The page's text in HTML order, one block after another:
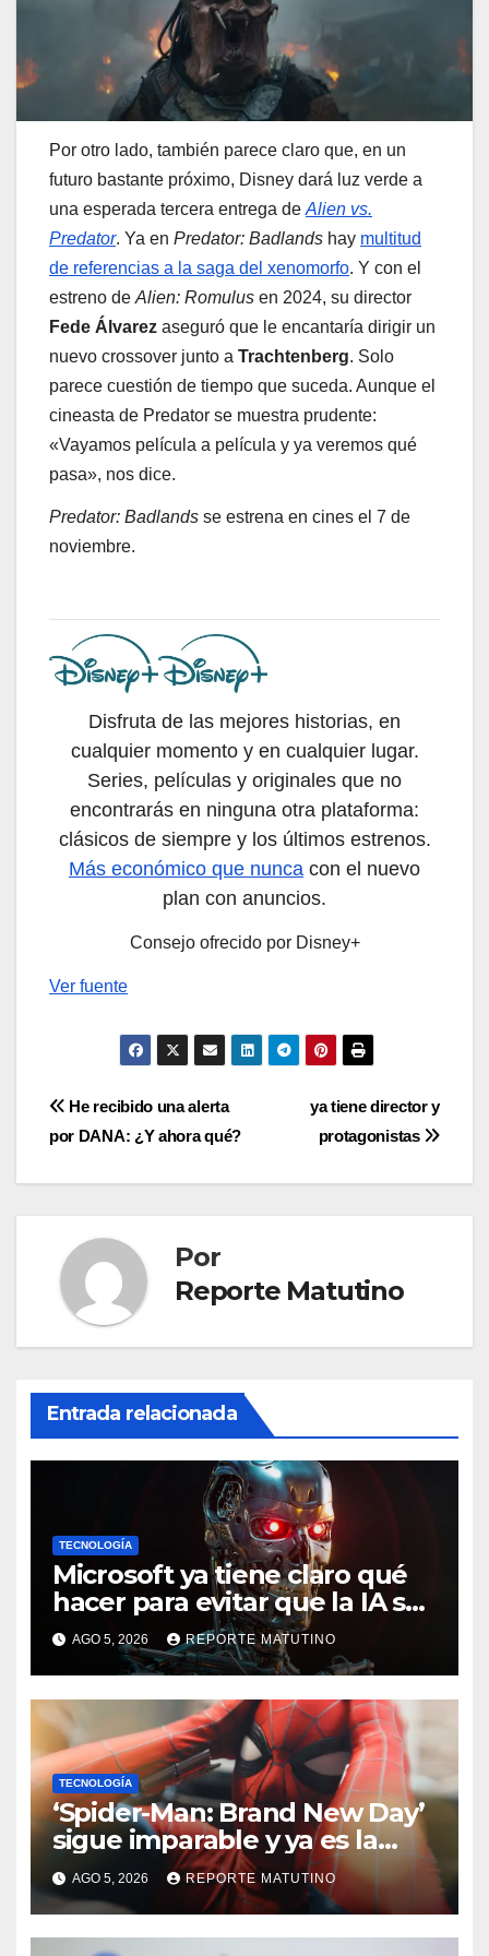
Por otro lado, también parece claro que, en un
futuro bastante próximo, Disney dará luz verde a
una esperada tercera entrega de Alien vs.
Predator. Ya en Predator: Badlands hay multitud
de referencias a la saga del xenomorfo. Y con el
estreno de Alien: Romulus en 2024, su director
Fede Álvarez aseguró que le encantaría dirigir un
nuevo crossover junto a Trachtenberg. Solo
parece cuestión de tiempo que suceda. Aunque el
cineasta de Predator se muestra prudente:
«Vayamos película a película y ya veremos qué
pasa», nos dice.
Predator: Badlands se estrena en cines el 7 de
noviembre.
Disfruta de las mejores historias, en
cualquier momento y en cualquier lugar.
Series, películas y originales que no
encontrarás en ninguna otra plataforma:
clásicos de siempre y los últimos estrenos.
Más económico que nunca con el nuevo
plan con anuncios.
Consejo ofrecido por Disney+
Ver fuente
Navegación
de
ya tiene director y
protagonistas
He recibido una alerta
por DANA: ¿Y ahora qué?
Por
Reporte Matutino
Entrada relacionada
TECNOLOGÍA
Microsoft ya tiene claro qué
hacer para evitar que la IA se
salga de control
AGO 5, 2026 REPORTE MATUTINO
TECNOLOGÍA
‘Spider-Man: Brand New Day’
sigue imparable y ya es la
película más taquillera de
2026
AGO 5, 2026 REPORTE MATUTINO